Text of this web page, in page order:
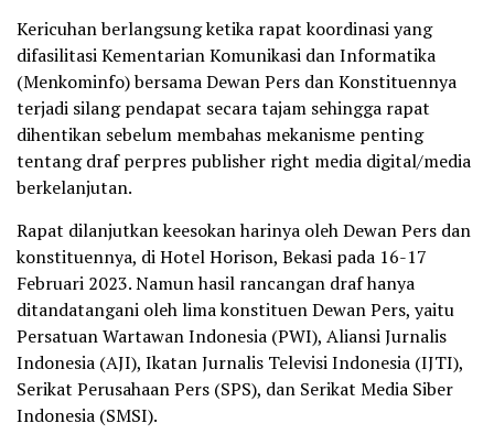
Kericuhan berlangsung ketika rapat koordinasi yang
difasilitasi Kementarian Komunikasi dan Informatika
(Menkominfo) bersama Dewan Pers dan Konstituennya
terjadi silang pendapat secara tajam sehingga rapat
dihentikan sebelum membahas mekanisme penting
tentang draf perpres publisher right media digital/media
berkelanjutan.
Rapat dilanjutkan keesokan harinya oleh Dewan Pers dan
konstituennya, di Hotel Horison, Bekasi pada 16-17
Februari 2023. Namun hasil rancangan draf hanya
ditandatangani oleh lima konstituen Dewan Pers, yaitu
Persatuan Wartawan Indonesia (PWI), Aliansi Jurnalis
Indonesia (AJI), Ikatan Jurnalis Televisi Indonesia (IJTI),
Serikat Perusahaan Pers (SPS), dan Serikat Media Siber
Indonesia (SMSI).